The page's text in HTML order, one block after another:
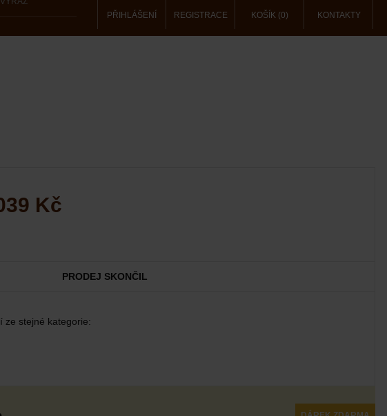
PŘIHLÁŠENÍ REGISTRACE KOŠÍK (0) KONTAKTY
Kč
PRODEJ SKONČIL
ze stejné kategorie: